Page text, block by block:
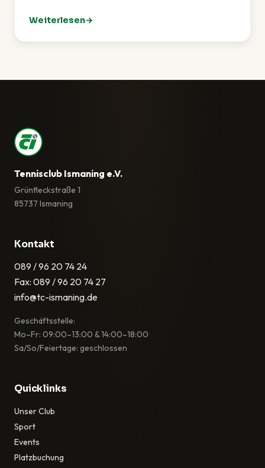
Weiterlesen
: Unsere neue Website ist live!
Tennisclub Ismaning e.V.
Grünfleckstraße 1
85737 Ismaning
Kontakt
089 / 96 20 74 24
Fax: 089 / 96 20 74 27
info@tc-ismaning.de
Geschäftsstelle:
Mo–Fr: 09:00–13:00 & 14:00–18:00
Sa/So/Feiertage: geschlossen
Quicklinks
Unser Club
Sport
Events
Platzbuchung